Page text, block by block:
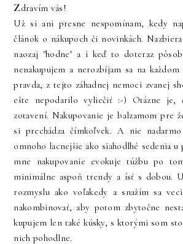
Zdravím vás!
Už si ani presne nespomínam, kedy
článok o nákupoch či novinkách.
naozaj "hodne" a i keď to doteraz
nenakupujem a nerozbíjam sa na
pravda, z tejto záhadnej nemoci zvanej
ešte nepodarilo vyliečiť :-) Otázne je,
zotavení. Nakupovanie je balzamom pre
si prechádza čímkoľvek. A nie
omnoho lacnejšie ako siahodlhé sedenia u
mne nakupovanie evokuje túžbu po
minimálne aspoň trendy a ísť s dobou.
rozmyslu ako voľakedy a snažím sa
nakombinovať, aby potom zbytočne
kupujem len také kúsky, s ktorými som
nich pohodlne.